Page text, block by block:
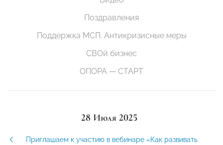
Поздравления
Поддержка МСП. Антикризисные меры
СВОй бизнес
ОПОРА — СТАРТ
28 Июля 2025
Приглашаем к участию в вебинаре «Как развивать